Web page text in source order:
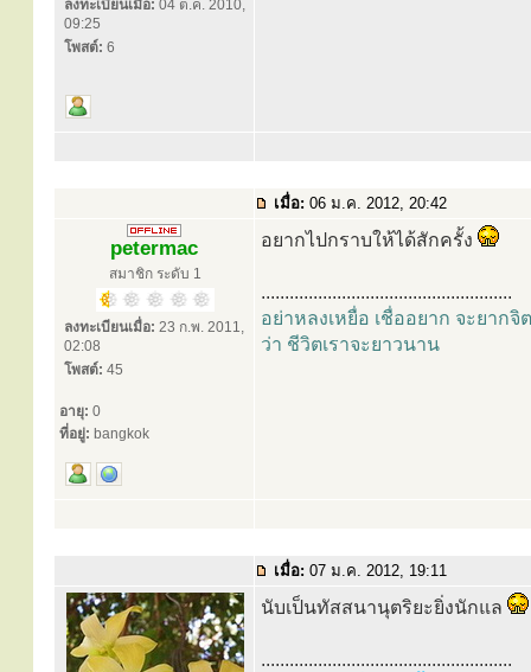
ลงทะเบียนเมื่อ: 04 ต.ค. 2010,
09:25
โพสต์: 6
เมื่อ: 06 ม.ค. 2012, 20:42
petermac
สมาชิก ระดับ 1
ลงทะเบียนเมื่อ: 23 ก.พ. 2011,
02:08
โพสต์: 45
อายุ: 0
ที่อยู่: bangkok
อยากไปกราบให้ได้สักครั้ง
.....................................................
อย่าหลงเหยื่อ เชื่ออยาก จะยาก
ว่า ชีวิตเราจะยาวนาน
เมื่อ: 07 ม.ค. 2012, 19:11
นับเป็นทัสสนานุตริยะยิ่งนักแล
.....................................................